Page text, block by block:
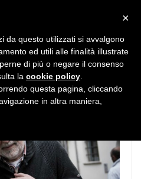
×
da questo utilizzati si avvalgono
ed utili alle finalità illustrate
di più o negare il consenso
la cookie policy
questa pagina, cliccando
in altra maniera,